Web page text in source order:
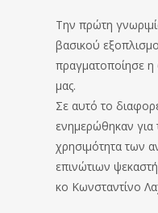
Την πρώτη
βασικού
πραγματοποίησε
μας.
Σε αυτό το
ενημερώθηκαν για
χρησιμότητα των
επινώτιων
κο Κωνσταντίνο